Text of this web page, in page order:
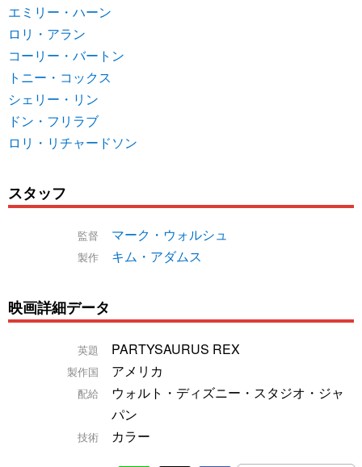
エミリー・ハーン
ロリ・アラン
コーリー・バートン
トニー・コックス
シェリー・リン
ドン・フリラブ
ロリ・リチャードソン
スタッフ
監督 マーク・ウォルシュ
製作 キム・アダムス
映画詳細データ
英題 PARTYSAURUS REX
製作国 アメリカ
配給
ウォルト・ディズニー・スタジオ・ジャ
パン
技術 カラー